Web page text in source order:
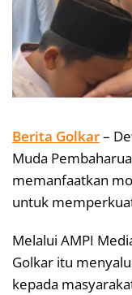
Berita Golkar–
Muda
memanfaatkan
untuk
Melalui AMPI
Golkar itu
kepada